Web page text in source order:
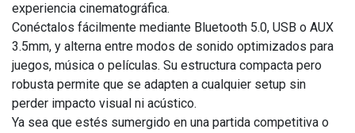
experiencia cinematográfica.
Conéctalos fácilmente mediante Bluetooth 5.0, USB o AUX
3.5mm, y alterna entre modos de sonido optimizados para
juegos, música o películas. Su estructura compacta pero
robusta permite que se adapten a cualquier setup sin
perder impacto visual ni acústico.
Ya sea que estés sumergido en una partida competitiva o